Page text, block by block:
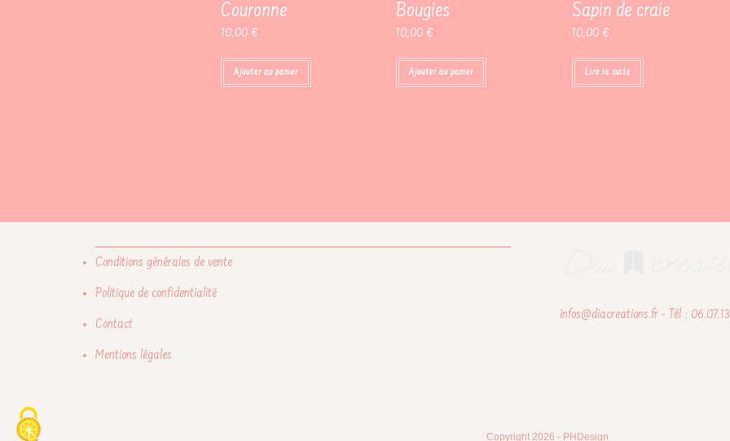
Couronne
10,00 €
Ajouter au panier
Bougies
10,00€
Ajouter au panier
Sapin de craie
10,00 €
Lire la suite
Conditions générales de vente
Politique de confidentialité
Contact
Mentions légales
infos@diacreations.fr - Tél :
Copyright 2026 - PHDesign